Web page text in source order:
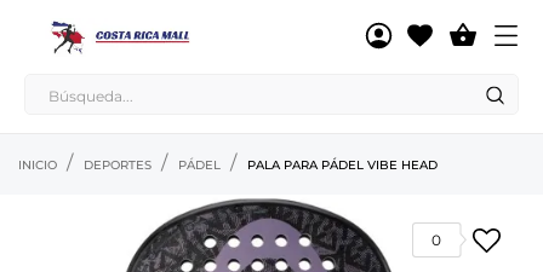

INICIO DEPORTES PÁDEL PALA PARA PÁDEL VIBE HEAD
0